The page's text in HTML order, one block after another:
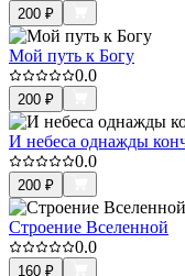
200 ₽
Мой путь к Богу
0.0
200 ₽
И небеса однажды
0.0
200 ₽
Строение Вселенной
0.0
160 ₽